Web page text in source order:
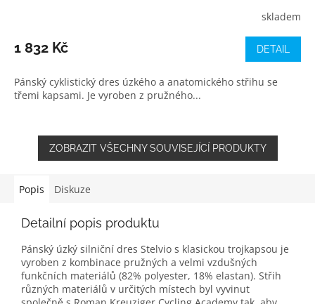
skladem
1 832 Kč DETAIL
Pánský cyklistický dres úzkého a anatomického střihu se
třemi kapsami. Je vyroben z pružného...
ZOBRAZIT VŠECHNY SOUVISEJÍCÍ PRODUKTY
Popis Diskuze
Detailní popis produktu
Pánský úzký silniční dres Stelvio s klasickou trojkapsou je
vyroben z kombinace pružných a velmi vzdušných
funkčních materiálů (82% polyester, 18% elastan). Střih
různých materiálů v určitých místech byl vyvinut